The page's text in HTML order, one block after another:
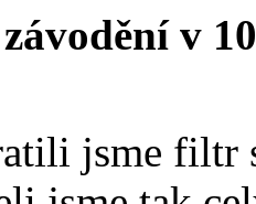
v
jsme filtr